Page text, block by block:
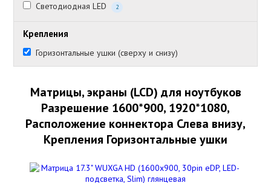
Светодиодная LED 2
Крепления
Горизонтальные ушки (сверху и снизу)
Матрицы, экраны (LCD) для ноутбуков
Разрешение 1600*900, 1920*1080,
Расположение коннектора Слева внизу,
Крепления Горизонтальные ушки